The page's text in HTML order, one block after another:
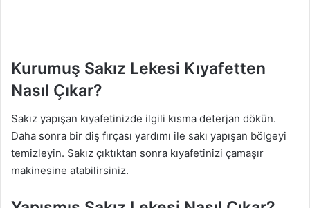
Kurumuş Sakız Lekesi Kıyafetten
Nasıl Çıkar?
Sakız yapışan kıyafetinizde ilgili kısma deterjan dökün.
Daha sonra bir diş fırçası yardımı ile sakı yapışan bölgeyi
temizleyin. Sakız çıktıktan sonra kıyafetinizi çamaşır
makinesine atabilirsiniz.